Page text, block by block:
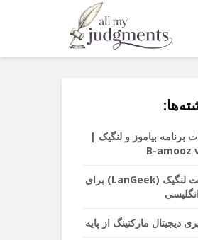
برنامه بیاموز و لنگیک |
B-amooz
معرفی وبسایت لنگیک (LanGeek) برای